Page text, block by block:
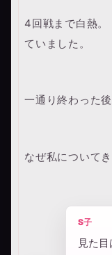
4回戦まで白熱。
ていました。
一通り終わった後
なぜ私について
S子
見た